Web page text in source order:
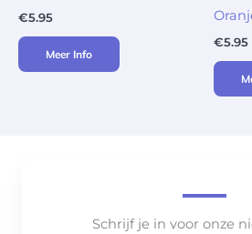
€5.95
Meer Info
€5.95
Schrijf je in voor onze